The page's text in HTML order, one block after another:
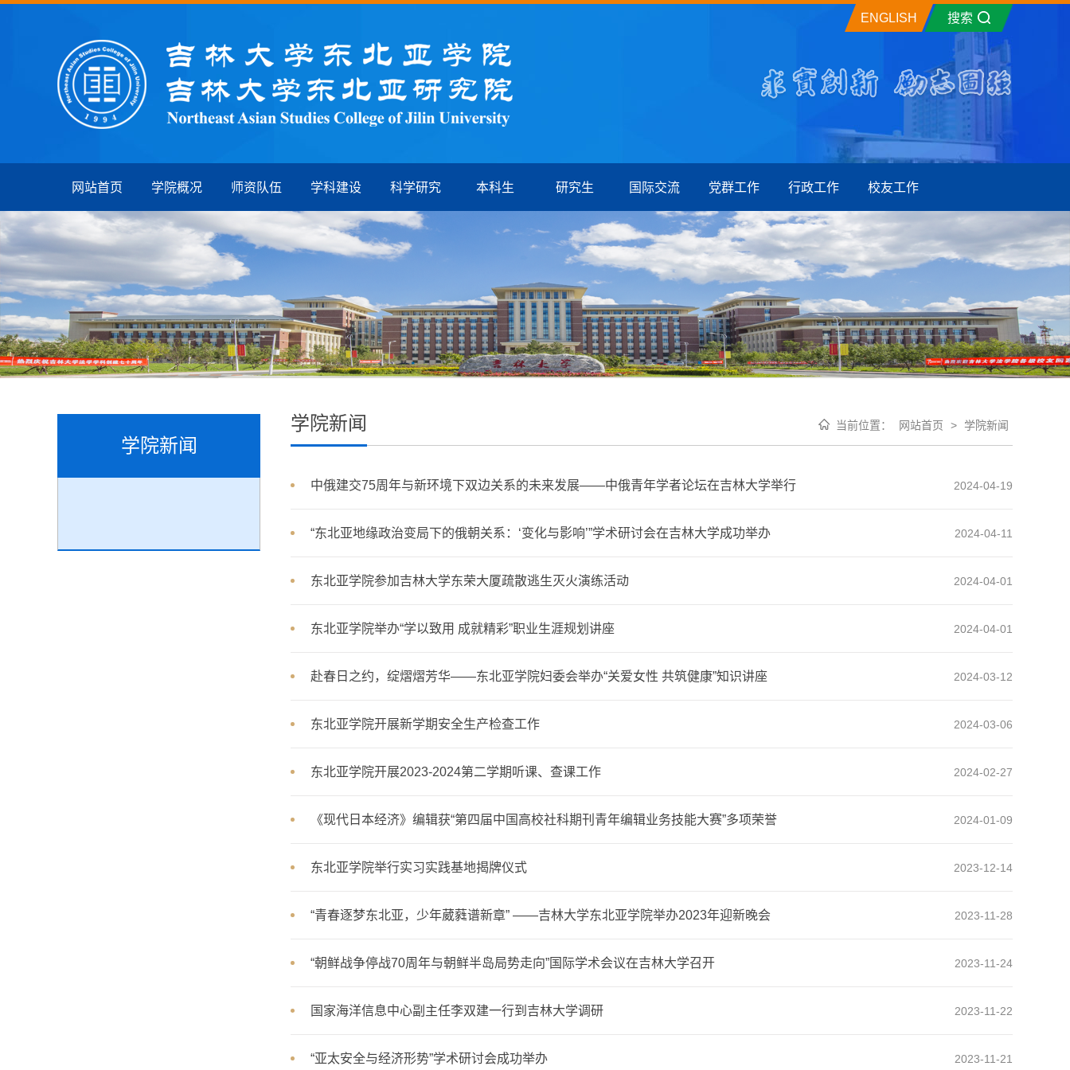
ENGLISH 搜索
网站首页 学院概况 师资队伍 学科建设 科学研究 本科生 研究生 国际交流 党群工作 行政工作 校友工作
学院新闻
学院新闻 当前位置： 网站首页 > 学院新闻
中俄建交75周年与新环境下双边关系的未来发展——中俄青年学者论坛在吉林大学举行 2024-04-19
“东北亚地缘政治变局下的俄朝关系：‘变化与影响’”学术研讨会在吉林大学成功举办 2024-04-11
东北亚学院参加吉林大学东荣大厦疏散逃生灭火演练活动 2024-04-01
东北亚学院举办“学以致用 成就精彩”职业生涯规划讲座 2024-04-01
赴春日之约，绽熠熠芳华——东北亚学院妇委会举办“关爱女性 共筑健康”知识讲座 2024-03-12
东北亚学院开展新学期安全生产检查工作 2024-03-06
东北亚学院开展2023-2024第二学期听课、查课工作 2024-02-27
《现代日本经济》编辑获“第四届中国高校社科期刊青年编辑业务技能大赛”多项荣誉 2024-01-09
东北亚学院举行实习实践基地揭牌仪式 2023-12-14
“青春逐梦东北亚，少年葳蕤谱新章” ——吉林大学东北亚学院举办2023年迎新晚会 2023-11-28
“朝鲜战争停战70周年与朝鲜半岛局势走向”国际学术会议在吉林大学召开 2023-11-24
国家海洋信息中心副主任李双建一行到吉林大学调研 2023-11-22
“亚太安全与经济形势”学术研讨会成功举办 2023-11-21